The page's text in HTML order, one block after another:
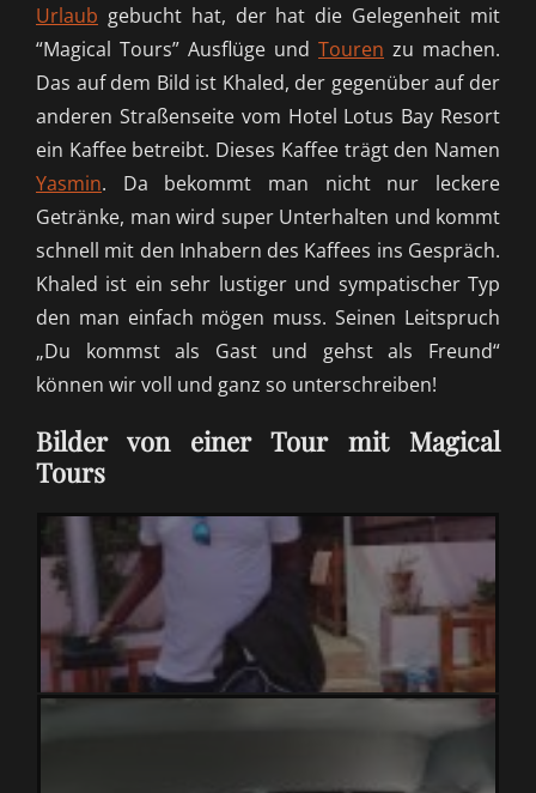
Urlaub gebucht hat, der hat die Gelegenheit mit
“Magical Tours” Ausflüge und Touren zu machen.
Das auf dem Bild ist Khaled, der gegenüber auf der
anderen Straßenseite vom Hotel Lotus Bay Resort
ein Kaffee betreibt. Dieses Kaffee trägt den Namen
Yasmin. Da bekommt man nicht nur leckere
Getränke, man wird super Unterhalten und kommt
schnell mit den Inhabern des Kaffees ins Gespräch.
Khaled ist ein sehr lustiger und sympatischer Typ
den man einfach mögen muss. Seinen Leitspruch
„Du kommst als Gast und gehst als Freund“
können wir voll und ganz so unterschreiben!
Bilder von einer Tour mit Magical
Tours